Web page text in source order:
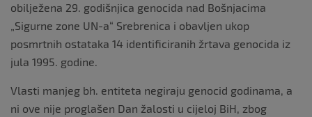
obilježena 29. godišnjica genocida nad Bošnjacima
„Sigurne zone UN-a“ Srebrenica i obavljen ukop
posmrtnih ostataka 14 identificiranih žrtava genocida iz
jula 1995. godine.
Vlasti manjeg bh. entiteta negiraju genocid godinama, a
ni ove nije proglašen Dan žalosti u cijeloj BiH, zbog